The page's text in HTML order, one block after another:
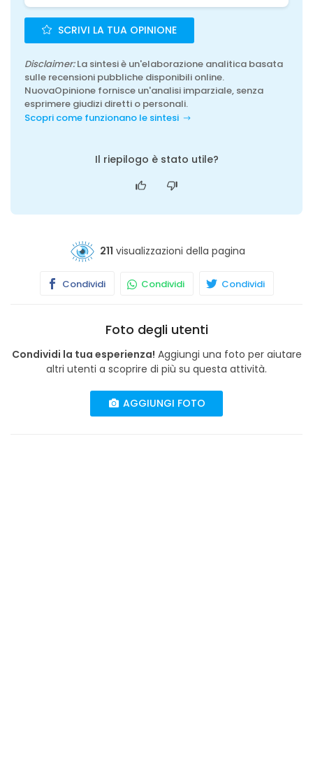
SCRIVI LA TUA OPINIONE
Disclaimer:La sintesi è un'elaborazione analitica basata
sulle recensioni pubbliche disponibili online.
NuovaOpinione fornisce un'analisi imparziale, senza
esprimere giudizi diretti o personali.
Scopri come funzionano le sintesi
Il riepilogo è stato utile?
211 visualizzazioni della pagina
Condividi Condividi Condividi
Foto degli utenti
Condividi la tua esperienza! Aggiungi una foto per aiutare
altri utenti a scoprire di più su questa attività.
AGGIUNGI FOTO